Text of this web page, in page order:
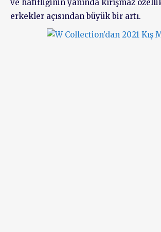
ve hafifliğinin yanında kırışmaz
erkekler açısından büyük bir artı.